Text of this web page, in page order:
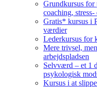
Grundkursus for
coaching,
Gratis* kursus i
værdier
Lederkursus for
Mere trivsel,
arbejdspladsen
Selvværd – et 1
psykologisk
Kursus i at